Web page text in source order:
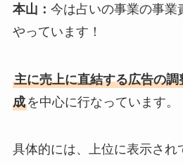
本山： 今は占いの事業の事業
やっています！
主に売上に直結する広告の
成を中心に行なっています。
具体的には、上位に表示され